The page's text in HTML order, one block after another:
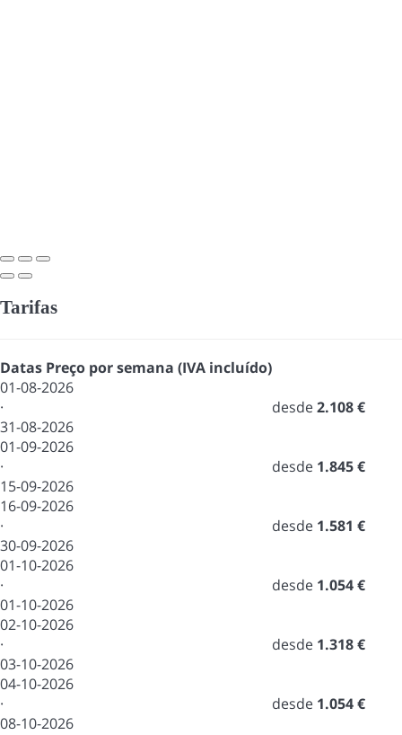
Tarifas
Datas Preço por semana (IVA incluído)
01-08-2026
·
31-08-2026
desde2.108 €
01-09-2026
·
15-09-2026
desde 1.845 €
16-09-2026
·
30-09-2026
desde 1.581 €
01-10-2026
·
01-10-2026
desde 1.054 €
02-10-2026
·
03-10-2026
desde 1.318 €
04-10-2026
·
08-10-2026
desde 1.054 €